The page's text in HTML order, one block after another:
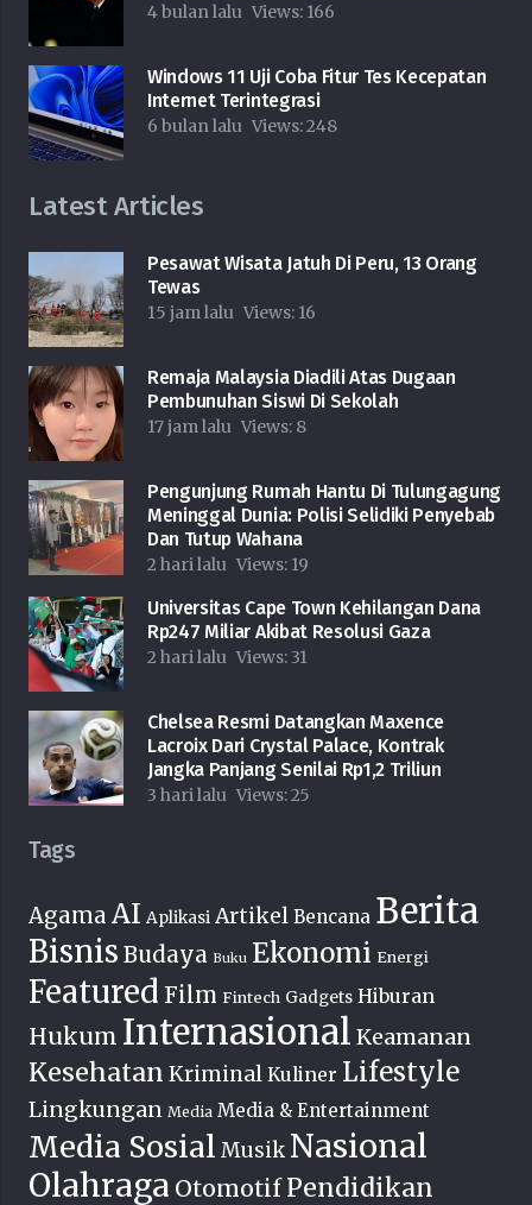
4 bulan lalu Views: 166
Windows 11 Uji Coba Fitur Tes Kecepatan
Internet Terintegrasi
6 bulan lalu Views:248
Latest Articles
Pesawat Wisata Jatuh Di Peru, 13 Orang
Tewas
15 jam lalu Views: 16
Remaja Malaysia Diadili Atas Dugaan
Pembunuhan Siswi Di Sekolah
17 jam lalu Views: 8
Pengunjung Rumah Hantu Di Tulungagung
Meninggal Dunia: Polisi Selidiki Penyebab
Dan Tutup Wahana
2 hari lalu Views: 19
Universitas Cape Town Kehilangan Dana
Rp247 Miliar Akibat Resolusi Gaza
2 hari lalu Views: 31
Chelsea Resmi Datangkan Maxence
Lacroix Dari Crystal Palace, Kontrak
Jangka Panjang Senilai Rp1,2 Triliun
3 hari lalu Views:25
Tags
Agama AI Aplikasi Artikel Bencana Berita
Bisnis Budaya Buku Ekonomi Energi
Featured Film Fintech Gadgets Hiburan
Hukum Internasional Keamanan
Kesehatan Kriminal Kuliner Lifestyle
Lingkungan Media Media & Entertainment
Media Sosial Musik Nasional
Olahraga Otomotif Pendidikan